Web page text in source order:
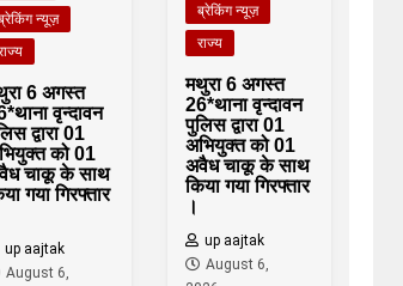
न्यूज़
6 अगस्त
वृन्दावन
द्वारा 01
को 01
चाकू के साथ
गया गिरफ्तार
up aajtak
August 6,
ब्रेकिंग न्यूज़
राज्य
मथुरा 6 अगस्त
26*थाना वृन्दावन
पुलिस द्वारा 01
अभियुक्त को 01
अवैध चाकू के साथ
किया गया गिरफ्तार
।
up aajtak
August 6,